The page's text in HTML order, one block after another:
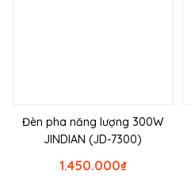
Đèn pha năng lượng 300W
JINDIAN (JD-7300)
₫
1.450.000